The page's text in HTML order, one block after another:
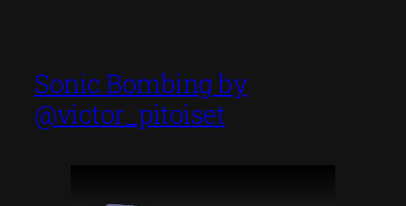
Sonic Bombing by
@victor_pitoiset